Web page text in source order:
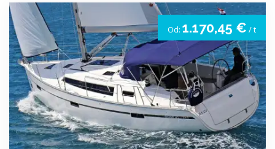
Od: 1.170,45 € / t